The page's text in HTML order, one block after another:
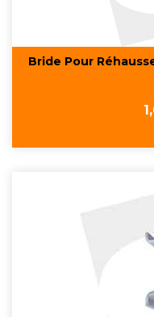
Bride Pour